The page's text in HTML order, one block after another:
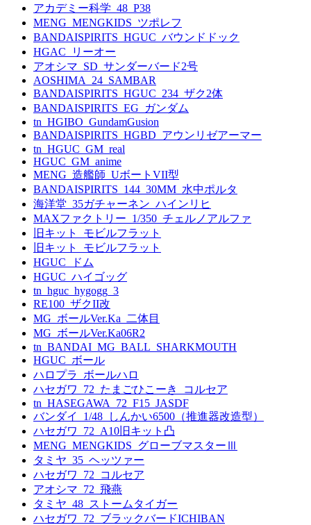
アカデミー科学_48_P38
MENG_MENGKIDS_ツポレフ
BANDAISPIRITS_HGUC_バウンドドック
HGAC_リーオー
アオシマ_SD_サンダーバード2号
AOSHIMA_24_SAMBAR
BANDAISPIRITS_HGUC_234_ザク2体
BANDAISPIRITS_EG_ガンダム
tn_HGIBO_GundamGusion
BANDAISPIRITS_HGBD_アウンリゼアーマー
tn_HGUC_GM_real
HGUC_GM_anime
MENG_造艦師_UボートVII型
BANDAISPIRITS_144_30MM_水中ポルタ
海洋堂_35ガチャーネン_ハインリヒ
MAXファクトリー_1/350_チェルノアルファ
旧キット_モビルフラット
旧キット_モビルフラット
HGUC_ドム
HGUC_ハイゴッグ
tn_hguc_hygogg_3
RE100_ザクII改
MG_ボールVer.Ka_二体目
MG_ボールVer.Ka06R2
tn_BANDAI_MG_BALL_SHARKMOUTH
HGUC_ボール
ハロプラ_ボールハロ
ハセガワ_72_たまごひこーき_コルセア
tn_HASEGAWA_72_F15_JASDF
バンダイ_1/48_しんかい6500（推進器改造型）
ハセガワ_72_A10旧キット凸
MENG_MENGKIDS_グローブマスターⅢ
タミヤ_35_ヘッツァー
ハセガワ_72_コルセア
アオシマ_72_飛燕
タミヤ_48_ストームタイガー
ハセガワ_72_ブラックバードICHIBAN